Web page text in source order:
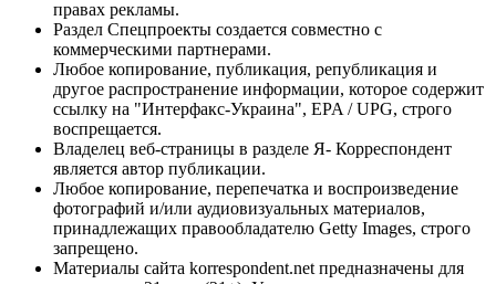
правах рекламы.
Раздел Спецпроекты создается совместно с
коммерческими партнерами.
Любое копирование, публикация, републикация и
другое распространение информации, которое содержит
ссылку на "Интерфакс-Украина", EPA / UPG, строго
воспрещается.
Владелец веб-страницы в разделе Я- Корреспондент
является автор публикации.
Любое копирование, перепечатка и воспроизведение
фотографий и/или аудиовизуальных материалов,
принадлежащих правообладателю Getty Images, строго
запрещено.
Материалы сайта korrespondent.net предназначены для